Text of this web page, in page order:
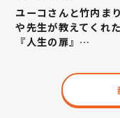
ユーコさんと竹内まり
や先生が教えてくれた
『人生の扉』…